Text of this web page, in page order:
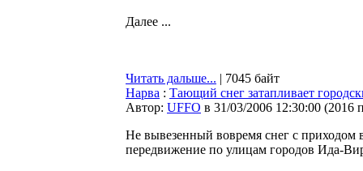
Далее ...
Читать дальше... | 7045 байт
Нарва : Тающий снег затапливает
Автор: UFFO в 31/03/2006 12:30:00 (2016
Не вывезенный вовремя снег с приходом
передвижение по улицам городов Ида-